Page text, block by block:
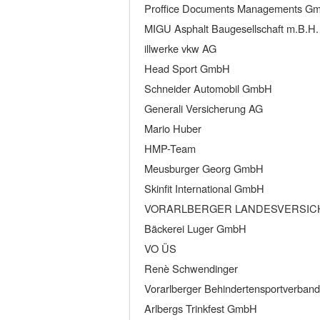
Proffice Documents Managements
MIGU Asphalt Baugesellschaft m.B.H.
illwerke vkw AG
Head Sport GmbH
Schneider Automobil GmbH
Generali Versicherung AG
Mario Huber
HMP-Team
Meusburger Georg GmbH
Skinfit International GmbH
VORARLBERGER
Bäckerei Luger GmbH
VO ÜS
Renè Schwendinger
Vorarlberger Behindertensportverband
Arlbergs Trinkfest GmbH